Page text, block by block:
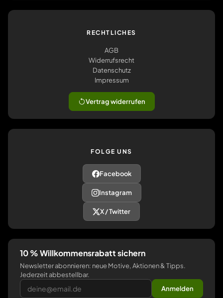
RECHTLICHES
AGB
Widerrufsrecht
Datenschutz
Impressum
Vertrag widerrufen
FOLGE UNS
Facebook
Instagram
X / Twitter
10 % Willkommensrabatt sichern
Newsletter abonnieren: neue Motive, Aktionen & Tipps.
Jederzeit abbestellbar.
Anmelden